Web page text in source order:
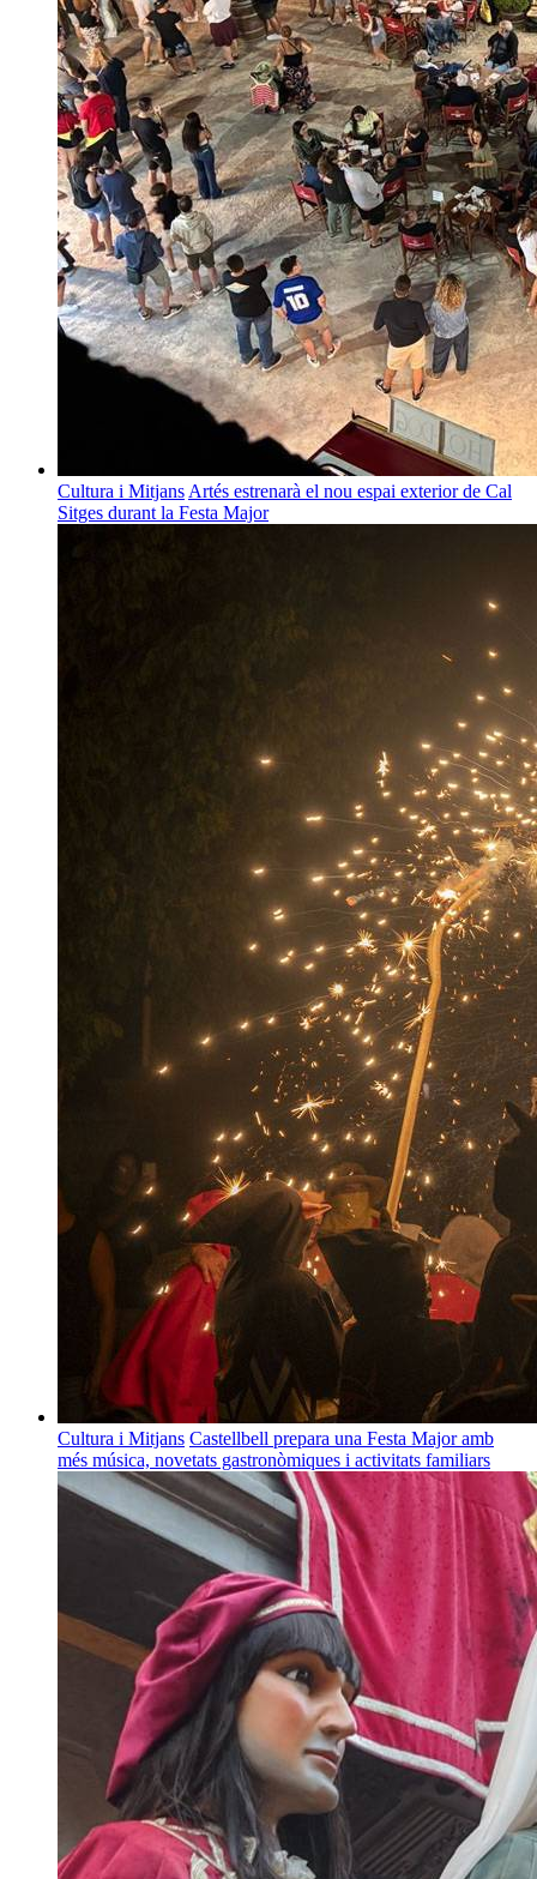
Cultura i Mitjans Artés estrenarà el nou espai exterior de Cal
Sitges durant la Festa Major
Cultura i Mitjans Castellbell prepara una Festa Major amb
més música, novetats gastronòmiques i activitats familiars